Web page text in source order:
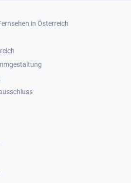
in Österreich